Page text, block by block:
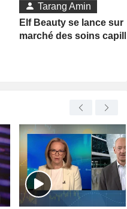
Tarang Amin
Elf Beauty se lance sur
marché des soins